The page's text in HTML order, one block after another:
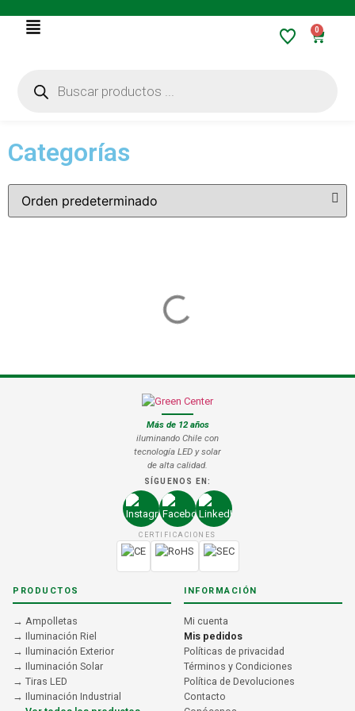
0
Categorías
Más de 12 años
iluminando Chile con
tecnología LED y solar
de alta calidad.
SÍGUENOS EN:
CERTIFICACIONES
PRODUCTOS
→ Ampolletas
→ Iluminación Riel
→ Iluminación Exterior
→ Iluminación Solar
→ Tiras LED
→ Iluminación Industrial
INFORMACIÓN
Mi cuenta
Mis pedidos
Políticas de privacidad
Términos y Condiciones
Política de Devoluciones
Contacto